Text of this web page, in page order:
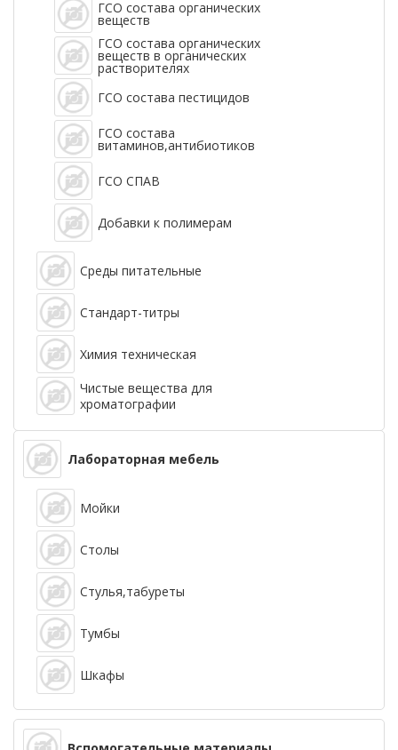
ГСО состава органических
веществ
ГСО состава органических
веществ в органических
растворителях
ГСО состава пестицидов
ГСО состава
витаминов,антибиотиков
ГСО СПАВ
Добавки к полимерам
Среды питательные
Стандарт-титры
Химия техническая
Чистые вещества для
хроматографии
Лабораторная мебель
Мойки
Столы
Стулья,табуреты
Тумбы
Шкафы